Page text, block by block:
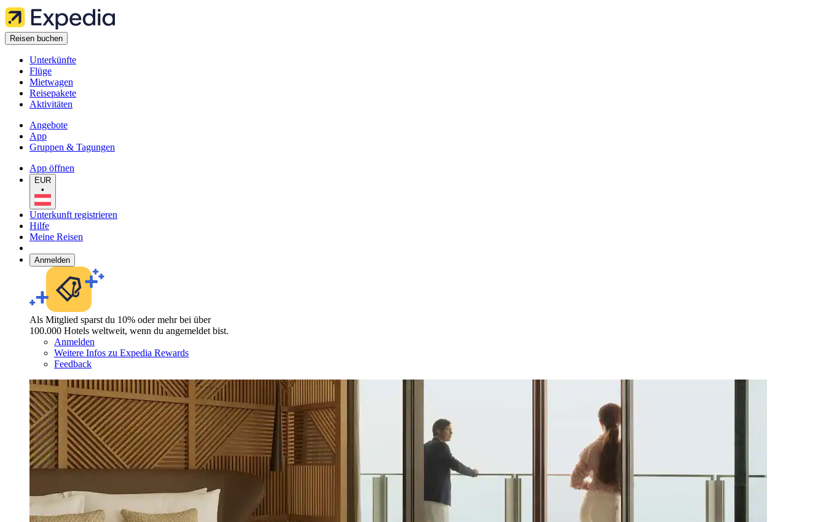
Reisen buchen
Unterkünfte
Flüge
Mietwagen
Reisepakete
Aktivitäten
Angebote
App
Gruppen & Tagungen
App öffnen
EUR
•
Unterkunft registrieren
Hilfe
Meine Reisen
Anmelden
Als Mitglied sparst du 10% oder mehr bei über
100.000 Hotels weltweit, wenn du angemeldet bist.
Anmelden
Weitere Infos zu Expedia Rewards
Feedback